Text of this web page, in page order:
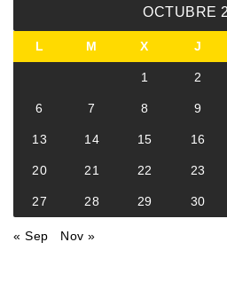
OCTUBRE
L M X J
1 2
6 7 8 9
13 14 15 16
20 21 22 23
27 28 29 30
« Sep Nov »